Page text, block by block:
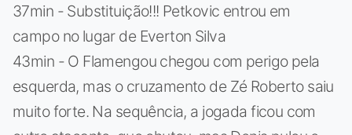
37min - Substituição!!! Petkovic entrou em
campo no lugar de Everton Silva
43min - O Flamengou chegou com perigo pela
esquerda, mas o cruzamento de Zé Roberto saiu
muito forte. Na sequência, a jogada ficou com